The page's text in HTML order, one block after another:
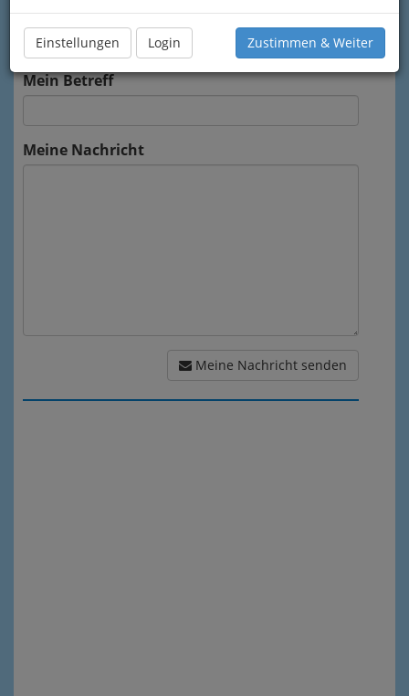
Einstellungen Login Zustimmen & Weiter
Meine Email Adresse
Mein Betreff
Meine Nachricht
Meine Nachricht senden